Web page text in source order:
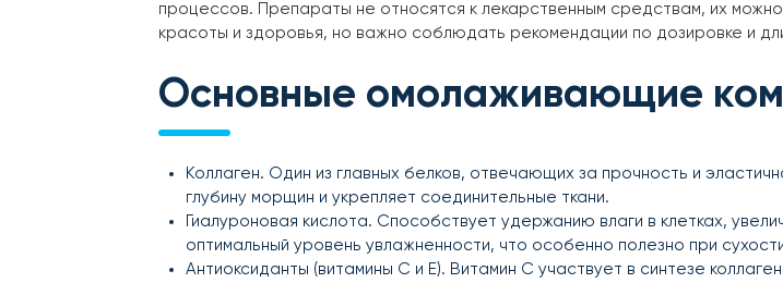
процессов. Препараты не относятся к лекарственным средствам, их
красоты и здоровья, но важно соблюдать рекомендации по дозировке и
Основные омолаживающие
Коллаген. Один из главных белков, отвечающих за прочность и
глубину морщин и укрепляет соединительные ткани.
Гиалуроновая кислота. Способствует удержанию влаги в клетках,
оптимальный уровень увлажненности, что особенно полезно при
Антиоксиданты (витамины C и E). Витамин C участвует в синтезе